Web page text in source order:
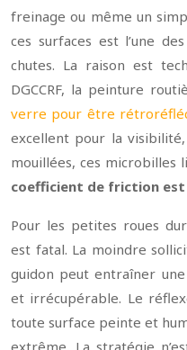
freinage ou même un
ces surfaces est l’une
chutes. La raison est
DGCCRF, la peinture
verre pour être
excellent pour la
mouillées, ces microbilles
coefficient de friction est
Pour les petites roues
est fatal. La moindre
guidon peut entraîner
et irrécupérable. Le
toute surface peinte et